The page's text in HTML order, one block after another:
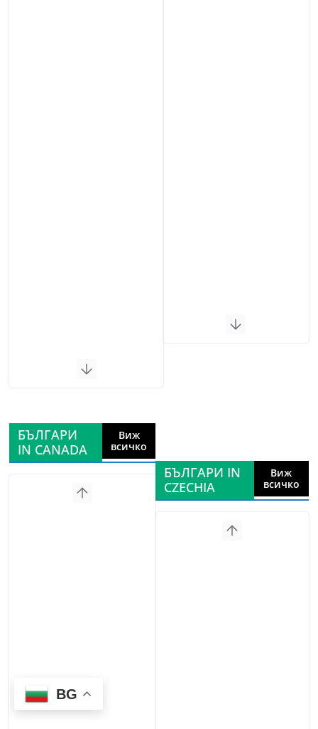
БЪЛГАРИ
IN CANADA
Виж
всичко
БЪЛГАРИ IN
CZECHIA
Виж
всичко
BG